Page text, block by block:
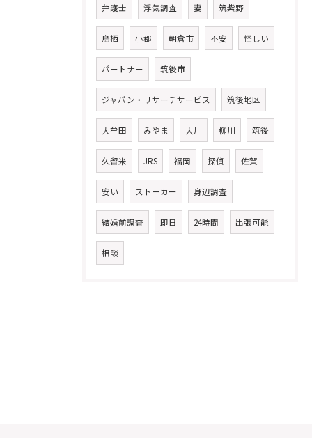
弁護士 浮気調査 妻 筑紫野
鳥栖 小郡 朝倉市 不安 怪しい
パートナー 筑後市
ジャパン・リサーチサービス 筑後地区
大牟田 みやま 大川 柳川 筑後
久留米 JRS 福岡 探偵 佐賀
安い ストーカー 身辺調査
結婚前調査 即日 24時間 出張可能
相談